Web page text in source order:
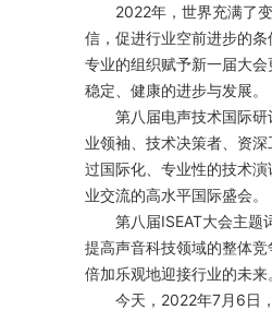
2022年，世界充满了
信，促进行业空前进步的
专业的组织赋予新一届大
稳定、健康的进步与发展。
第八届电声技术国际
业领袖、技术决策者、资
过国际化、专业性的技术
业交流的高水平国际盛会。
第八届ISEAT大会主题
提高声音科技领域的整体
倍加乐观地迎接行业的未来
今天，2022年7月6日